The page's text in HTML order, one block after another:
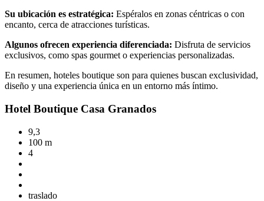
Su ubicación es estratégica: Espéralos en zonas céntricas o con
encanto, cerca de atracciones turísticas.
Algunos ofrecen experiencia diferenciada: Disfruta de servicios
exclusivos, como spas gourmet o experiencias personalizadas.
En resumen, hoteles boutique son para quienes buscan exclusividad,
diseño y una experiencia única en un entorno más íntimo.
Hotel Boutique Casa Granados
9,3
100 m
4
traslado